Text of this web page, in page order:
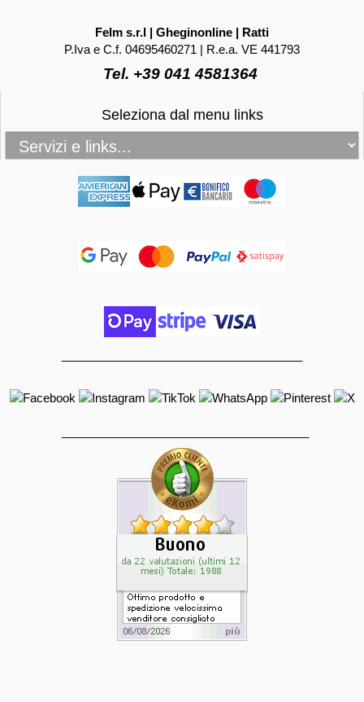
Felm s.r.l | Gheginonline | Ratti
P.Iva e C.f. 04695460271 | R.e.a. VE 441793
Tel. +39 041 4581364
Seleziona dal menu links